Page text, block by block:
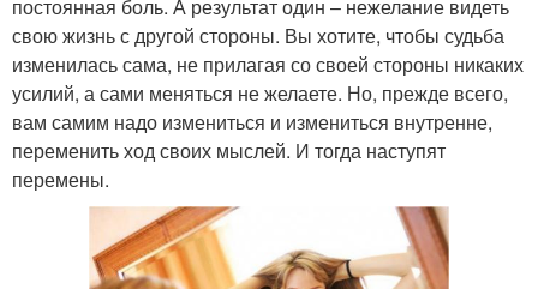
постоянная боль. А результат один – нежелание видеть
свою жизнь с другой стороны. Вы хотите, чтобы судьба
изменилась сама, не прилагая со своей стороны никаких
усилий, а сами меняться не желаете. Но, прежде всего,
вам самим надо измениться и измениться внутренне,
переменить ход своих мыслей. И тогда наступят
перемены.